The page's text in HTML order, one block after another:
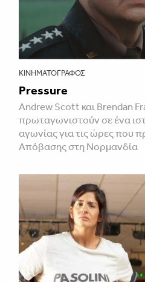
ΚΙΝΗΜΑΤΟΓΡΆΦΟΣ
Pressure
Andrew Scott και Brendan
πρωταγωνιστούν σε ένα
αγωνίας για τις ώρες που
Απόβασης στη Νορμανδία